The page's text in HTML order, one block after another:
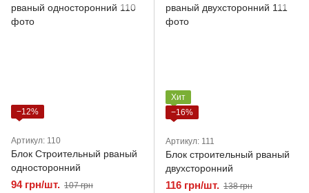
−12%
Артикул: 110
Блок Строительный рваный
односторонний
94 грн/шт. 107 грн
Хит
−16%
Артикул: 111
Блок строительный рваный
двухсторонний
116 грн/шт. 138 грн